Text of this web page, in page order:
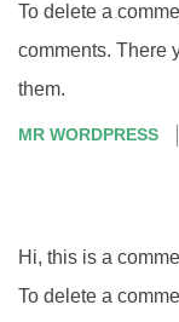
To delete a
comments. There
them.
MR WORDPRESS
Hi, this is a
To delete a